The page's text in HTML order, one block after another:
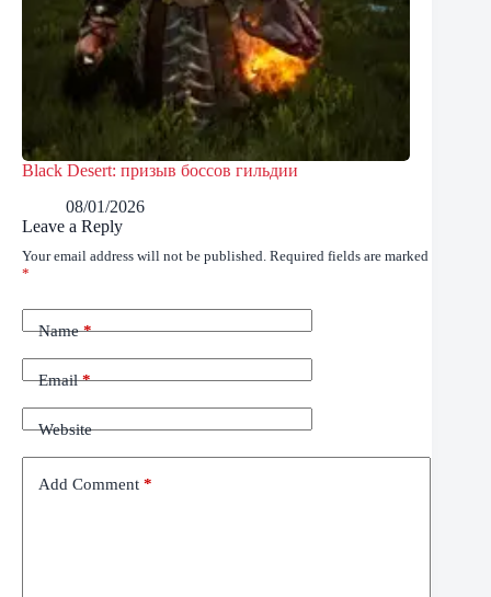
Black Desert: призыв боссов гильдии
08/01/2026
Leave a Reply
Your email address will not be published. Required fields are marked
*
Name*
Email*
Website
Add Comment *